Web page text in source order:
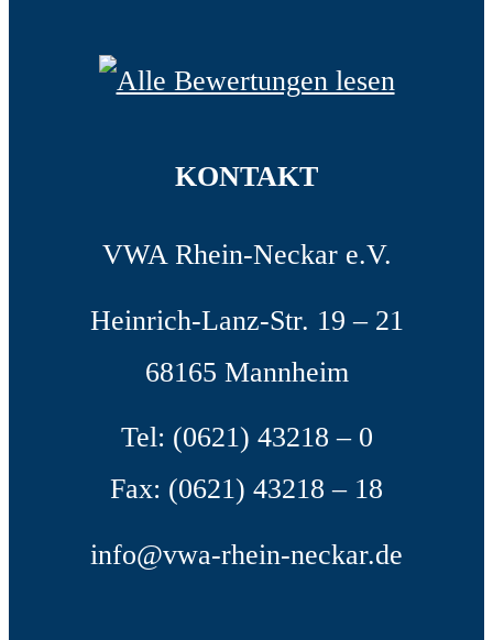
KONTAKT
VWA Rhein-Neckar e.V.
Heinrich-Lanz-Str. 19 – 21
68165 Mannheim
Tel: (0621) 43218 – 0
Fax: (0621) 43218 – 18
info@vwa-rhein-neckar.de